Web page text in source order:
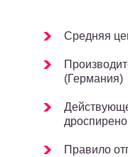
Средняя
(Германия)
Правило